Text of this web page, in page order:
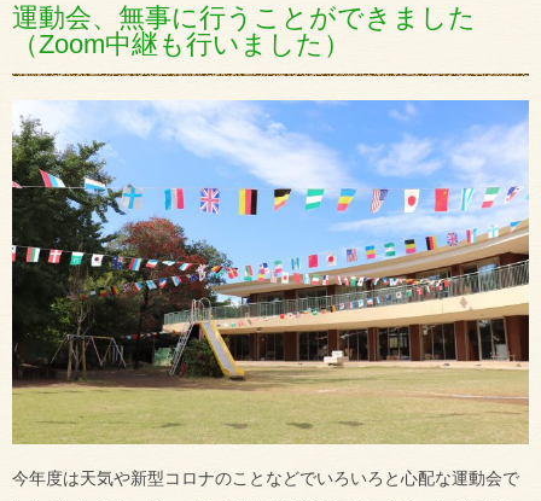
運動会、無事に行うことができました
（Zoom中継も行いました）
今年度は天気や新型コロナのことなどでいろいろと心配な運動会で